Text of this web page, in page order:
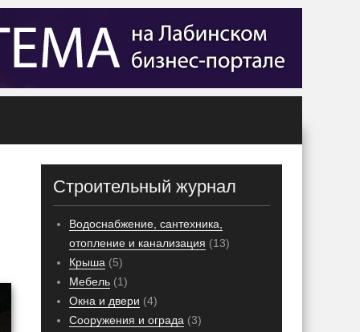
Строительный журнал
Водоснабжение, сантехника,
отопление и канализация (13)
Крыша (5)
Мебель (1)
Окна и двери (4)
Сооружения и ограда (3)